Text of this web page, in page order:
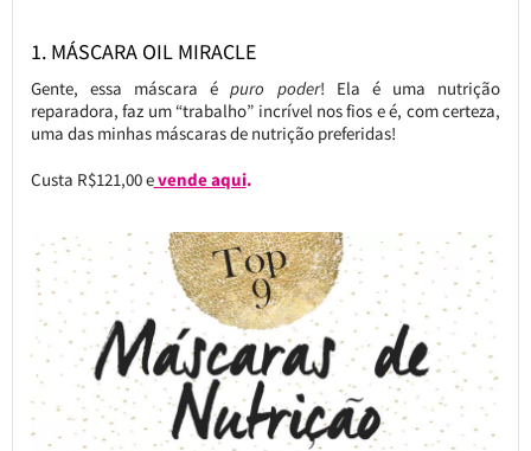
1. MÁSCARA OIL MIRACLE
Gente, essa máscara épuro poder! Ela é uma nutrição
reparadora, faz um “trabalho” incrível nos fios e é, com certeza,
uma das minhas máscaras de nutrição preferidas!
Custa R$121,00 evende aqui.